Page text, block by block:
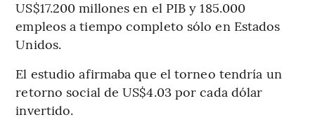
US$17.200 millones en el PIB y 185.000
empleos a tiempo completo sólo en Estados
Unidos.
El estudio afirmaba que el torneo tendría un
retorno social de US$4.03 por cada dólar
invertido.